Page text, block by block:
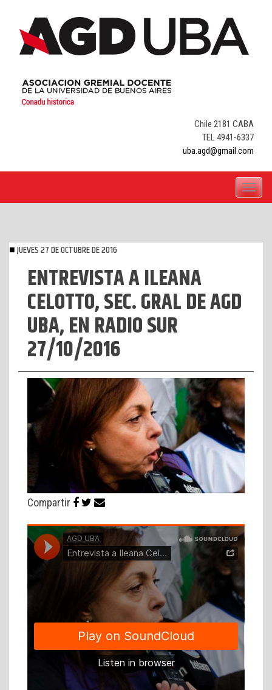
content
Chile 2181 CABA
TEL 4941-6337
uba.agd@gmail.com
Toggle
JUEVES 27 DE OCTUBRE DE 2016
ENTREVISTA A ILEANA
CELOTTO, SEC. GRAL DE AGD
UBA, EN RADIO SUR
27/10/2016
Compartir